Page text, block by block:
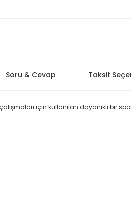
Soru & Cevap Taksit
için kullanılan dayanıklı bir